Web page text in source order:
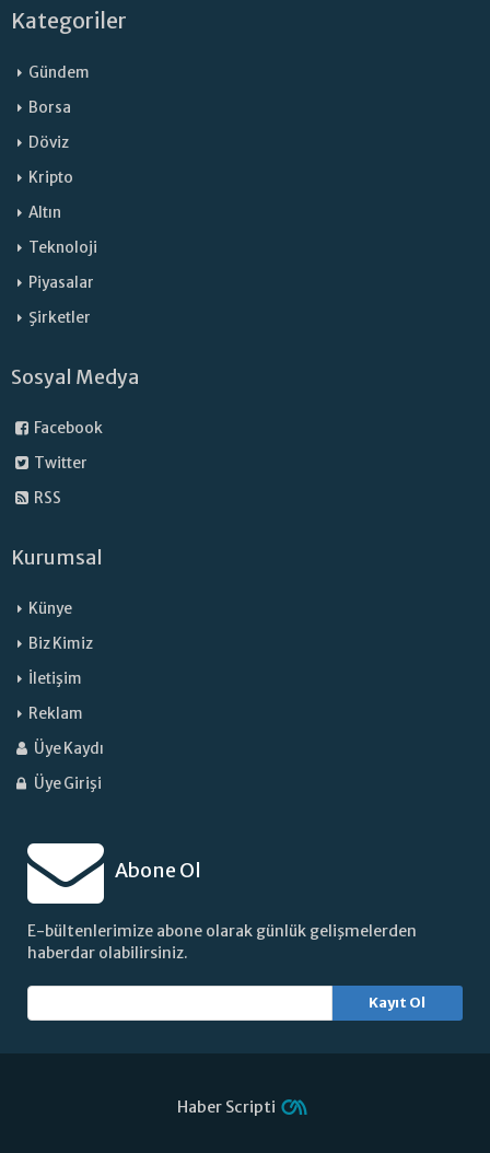
Kategoriler
Gündem
Borsa
Döviz
Kripto
Altın
Teknoloji
Piyasalar
Şirketler
Sosyal Medya
Facebook
Twitter
RSS
Kurumsal
Künye
Biz Kimiz
İletişim
Reklam
Üye Kaydı
Üye Girişi
Abone Ol
E-bültenlerimize abone olarak günlük gelişmelerden
haberdar olabilirsiniz.
Kayıt Ol
Haber Scripti